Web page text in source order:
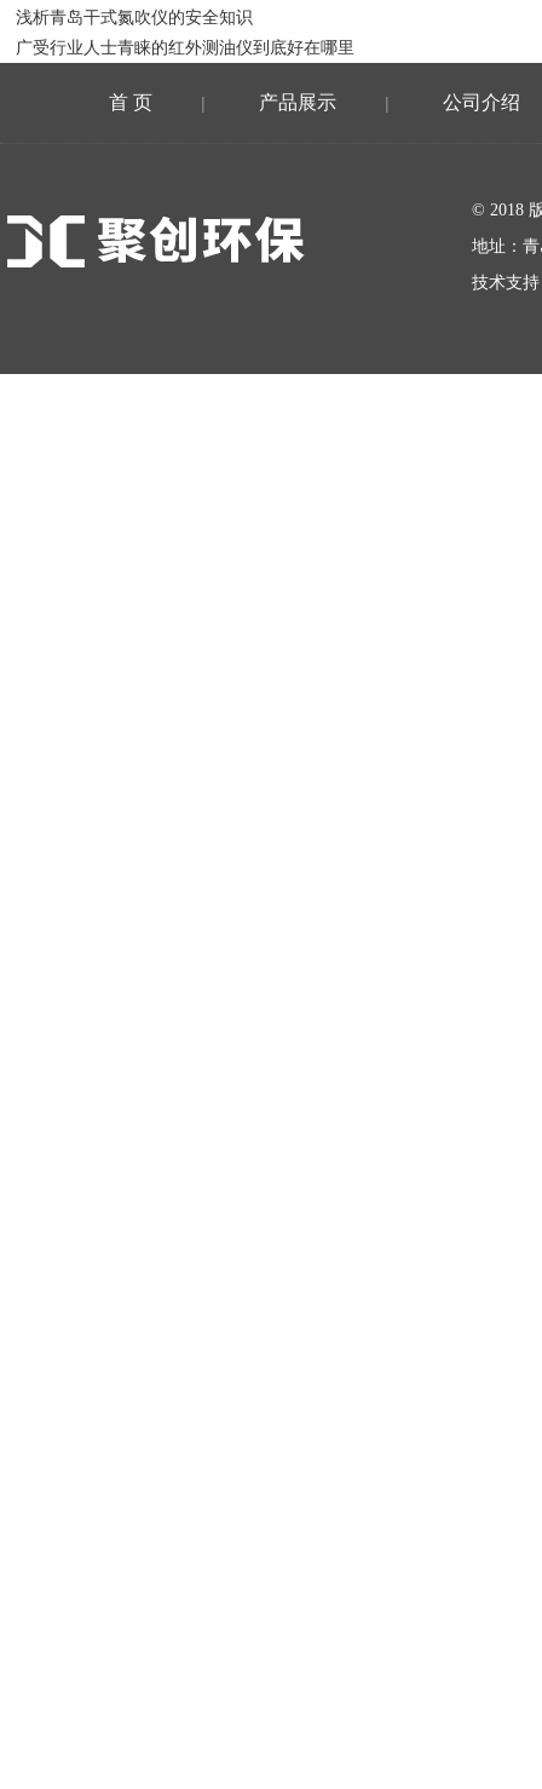
浅析青岛干式氮吹仪的安全知识
广受行业人士青睐的红外测油仪到底好在哪里
首 页 | 产品展示 | 公司介绍
© 2018
地址：
技术支